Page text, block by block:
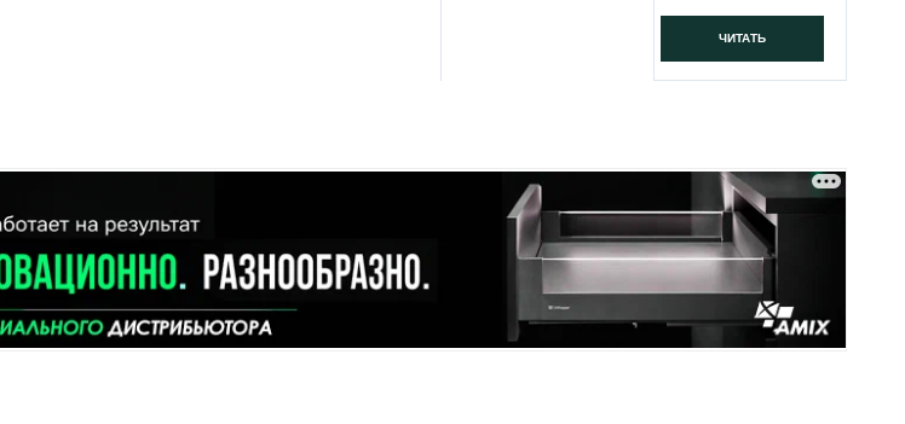
ЧИТАТЬ